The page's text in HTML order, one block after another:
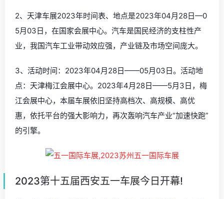
2、天津车展2023年时间表、地点是2023年04月28日—0
5月03日，在国家会展中心。汽车是国民经济的支柱性产
业，我国汽车工业带动效应强，产业链及市场空间庞大。
3、活动时间：2023年04月28日——05月03日。活动地
点：天津梅江会展中心。2023年4月28日——5月3日，梅
江会展中心，本届车展依旧坚持高档次、高规模、高优
惠，依托平台的强大影响力，再次轰响汽车产业“加速快跑”
的引擎。
2023第十五届西安五一车展今日开幕!